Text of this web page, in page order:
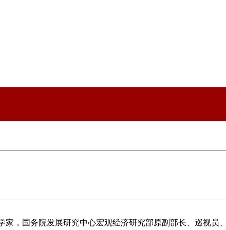
家，国务院发展研究中心宏观经济研究部原​副部长、巡视员